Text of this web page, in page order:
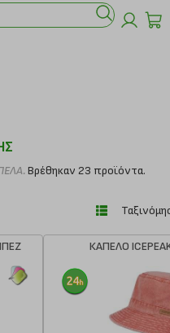
Βρέθηκαν 23 προϊόντα.
ΚΑΠΕΛΟ